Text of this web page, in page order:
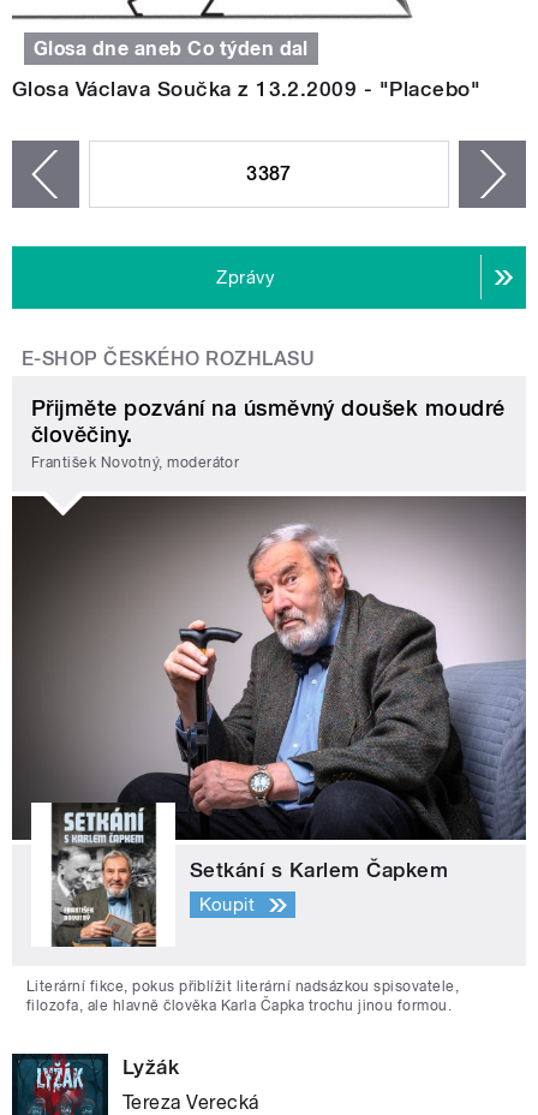
Glosa dne aneb Co týden dal
Glosa Václava Součka z 13.2.2009 - "Placebo"
3387
Zprávy
E-SHOP ČESKÉHO ROZHLASU
Přijměte pozvání na úsměvný doušek moudré
člověčiny.
František Novotný, moderátor
Setkání s Karlem Čapkem
Koupit
Literární fikce, pokus přiblížit literární nadsázkou spisovatele,
filozofa, ale hlavně člověka Karla Čapka trochu jinou formou.
Lyžák
Tereza Verecká